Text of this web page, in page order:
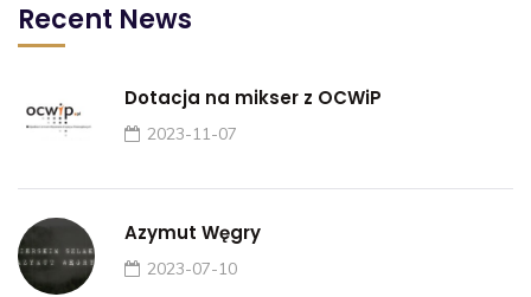
Recent News
Dotacja na mikser z OCWiP
2023-11-07
Azymut Węgry
2023-07-10